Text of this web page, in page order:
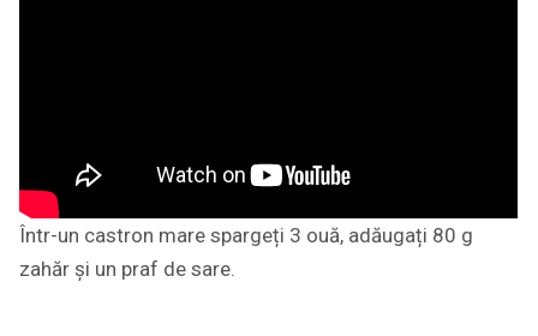
Într-un castron mare spargeți 3 ouă, adăugați 80 g
zahăr și un praf de sare.